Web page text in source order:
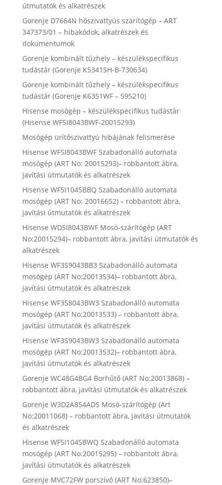
útmutatók és alkatrészek
Gorenje D7664N hőszivattyús szárítógép – ART
347373/01 – hibakódok, alkatrészek és
dokumentumok
Gorenje kombinált tűzhely – készülékspecifikus
tudástár (Gorenje K5341SH-B-730634)
Gorenje kombinált tűzhely – készülékspecifikus
tudástár (Gorenje K6351WF – 595210)
Hisense mosógép – készülékspecifikus tudástár
(Hisense WF5I8043BWF-20015293)
Mosógép ürítőszivattyú hibájának felismerése
Hisense WF5I8043BWF Szabadonálló automata
mosógép (ART No: 20015293)– robbantott ábra,
javítási útmutatók és alkatrészek
Hisense WF5I1045BBQ Szabadonálló automata
mosógép (ART No: 20016652) – robbantott ábra,
javítási útmutatók és alkatrészek
Hisense WD5I8043BWF Mosó-szárítógép (ART
No:20015294)– robbantott ábra, javítási útmutatók és
alkatrészek
Hisense WF3S9043BB3 Szabadonálló automata
mosógép (ART No:20013534)– robbantott ábra,
javítási útmutatók és alkatrészek
Hisense WF3S8043BW3 Szabadonálló automata
mosógép (ART No:20013533) – robbantott ábra,
javítási útmutatók és alkatrészek
Hisense WF3S9043BW3 Szabadonálló automata
mosógép (ART No:20013532)– robbantott ábra,
javítási útmutatók és alkatrészek
Gorenje WC48G4BG4 Borhűtő (ART No:20013868) –
robbantott ábra, javítási útmutatók és alkatrészek
Gorenje W3D2A854ADS Mosó-szárítógép (Art
No:20011068) – robbantott ábra, javítási útmutatók
és alkatrészek
Hisense WF5I1045BWQ Szabadonálló automata
mosógép (ART No:20015295) – robbantott ábra,
javítási útmutatók és alkatrészek
Gorenje MVC72FW porszívó (ART No:623850)–